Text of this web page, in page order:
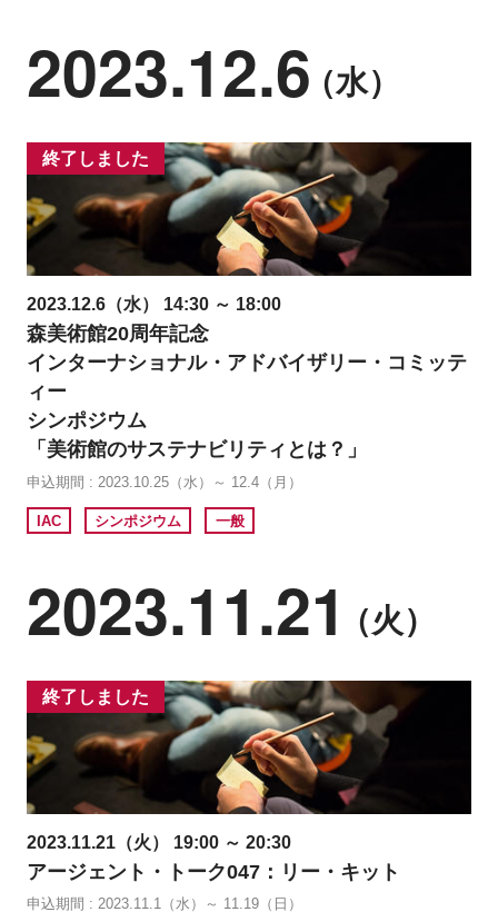
2023.12.6（水）
終了しました
2023.12.6（水） 14:30 ～ 18:00
森美術館20周年記念
インターナショナル・アドバイザリー・コミッテ
ィー
シンポジウム
「美術館のサステナビリティとは？」
申込期間 : 2023.10.25（水）～ 12.4（月）
IAC シンポジウム 一般
2023.11.21 （火）
終了しました
2023.11.21（火） 19:00 ～ 20:30
アージェント・トーク047：リー・キット
申込期間 : 2023.11.1（水）～ 11.19（日）